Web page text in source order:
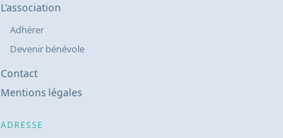
L'association
Adhérer
Devenir bénévole
Contact
Mentions légales
ADRESSE